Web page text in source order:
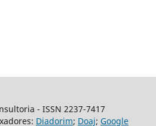
- ISSN 2237-7417
Diadorim; Doaj; Google